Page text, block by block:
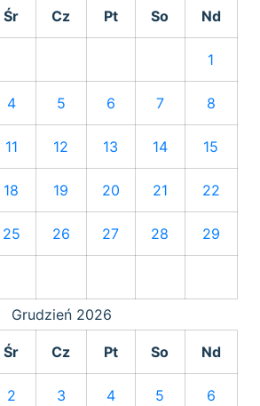
Śr Cz Pt So Nd
1
4 5 6 7 8
11 12 13 14 15
18 19 20 21 22
25 26 27 28 29
Grudzień 2026
Śr Cz Pt So Nd
2 3 4 5 6